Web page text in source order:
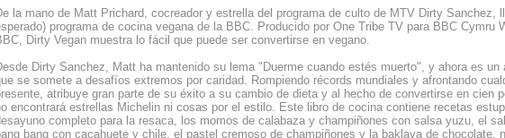
la mano de Matt Prichard, cocreador y estrella del programa de culto de MTV Dirty Sanchez,
programa de cocina vegana de la BBC. Producido por One Tribe TV para BBC Cymru
Dirty Vegan muestra lo fácil que puede ser convertirse en vegano.
Dirty Sanchez, Matt ha mantenido su lema "Duerme cuando estés muerto", y ahora es un
se somete a desafíos extremos por caridad. Rompiendo récords mundiales y afrontando
atribuye gran parte de su éxito a su cambio de dieta y al hecho de convertirse en cien
encontrará estrellas Michelin ni cosas por el estilo. Este libro de cocina contiene recetas
completo para la resaca, los momos de calabaza y champiñones con salsa yuzu, el
bang con cacahuete y chile, el pastel cremoso de champiñones y la baklava de chocolate,